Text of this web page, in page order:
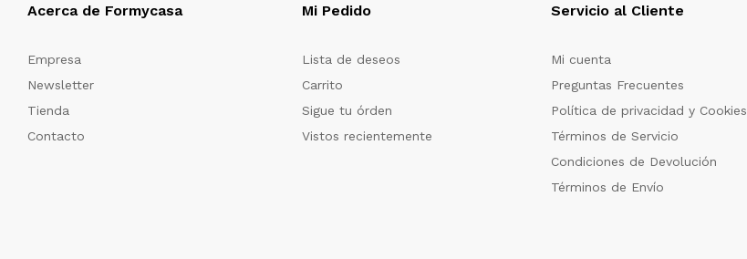
Acerca de Formycasa
Empresa
Newsletter
Tienda
Contacto
Mi Pedido
Lista de deseos
Carrito
Sigue tu órden
Vistos recientemente
Servicio al Cliente
Mi cuenta
Preguntas Frecuentes
Política de privacidad y Cookies
Términos de Servicio
Condiciones de Devolución
Términos de Envío